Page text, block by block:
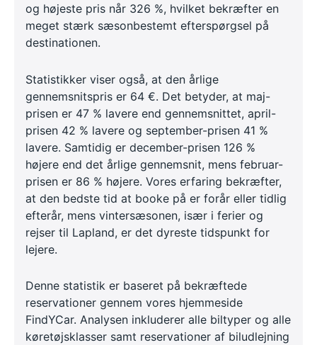
og højeste pris når 326 %, hvilket bekræfter en
meget stærk sæsonbestemt efterspørgsel på
destinationen.
Statistikker viser også, at den årlige
gennemsnitspris er 64 €. Det betyder, at maj-
prisen er 47 % lavere end gennemsnittet, april-
prisen 42 % lavere og september-prisen 41 %
lavere. Samtidig er december-prisen 126 %
højere end det årlige gennemsnit, mens februar-
prisen er 86 % højere. Vores erfaring bekræfter,
at den bedste tid at booke på er forår eller tidlig
efterår, mens vintersæsonen, især i ferier og
rejser til Lapland, er det dyreste tidspunkt for
lejere.
Denne statistik er baseret på bekræftede
reservationer gennem vores hjemmeside
FindYCar. Analysen inkluderer alle biltyper og alle
køretøjsklasser samt reservationer af biludlejning